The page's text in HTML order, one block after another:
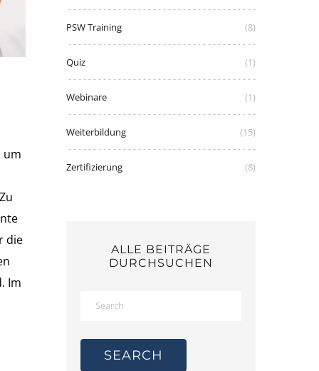
um
die
Im
PSW Training (8)
Quiz (1)
Webinare (1)
Weiterbildung (15)
Zertifizierung (8)
ALLE BEITRÄGE
DURCHSUCHEN